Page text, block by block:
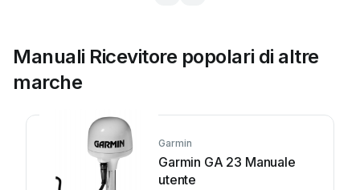
Manuali Ricevitore popolari di altre
marche
Garmin
Garmin GA 23 Manuale
utente